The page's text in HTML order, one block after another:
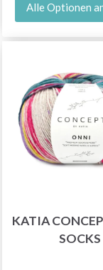
Alle Optionen
KATIA
SOCKS